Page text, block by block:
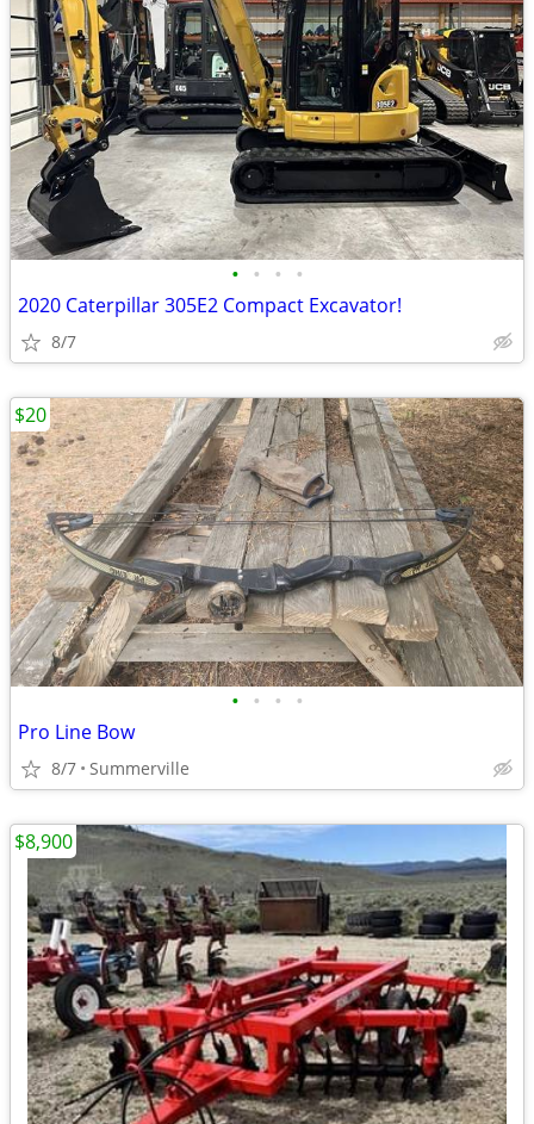
• • • •
2020 Caterpillar 305E2 Compact Excavator!
8/7
• • • •
Pro Line Bow
8/7 Summerville
$20
$8,900